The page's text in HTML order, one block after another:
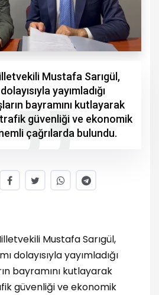
Mustafa Sarıgül,
yayımladığı
bayramını kutlayarak
güvenliği ve ekonomik
çağrılarda bulundu.
Mustafa Sarıgül,
dolayısıyla yayımladığı
bayramını kutlayarak
güvenliği ve ekonomik